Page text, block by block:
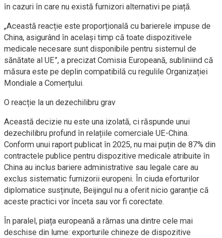
în cazuri în care nu există furnizori alternativi pe piață.
„Această reacție este proporțională cu barierele impuse de
China, asigurând în același timp că toate dispozitivele
medicale necesare sunt disponibile pentru sistemul de
sănătate al UE”, a precizat Comisia Europeană, subliniind că
măsura este pe deplin compatibilă cu regulile Organizației
Mondiale a Comerțului.
O reacție la un dezechilibru grav
Această decizie nu este una izolată, ci răspunde unui
dezechilibru profund în relațiile comerciale UE-China.
Conform unui raport publicat în 2025, nu mai puțin de 87% din
contractele publice pentru dispozitive medicale atribuite în
China au inclus bariere administrative sau legale care au
exclus sistematic furnizorii europeni. În ciuda eforturilor
diplomatice susținute, Beijingul nu a oferit nicio garanție că
aceste practici vor înceta sau vor fi corectate.
În paralel, piața europeană a rămas una dintre cele mai
deschise din lume: exporturile chineze de dispozitive